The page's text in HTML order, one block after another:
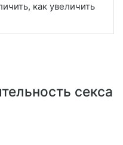
как увеличить
секса